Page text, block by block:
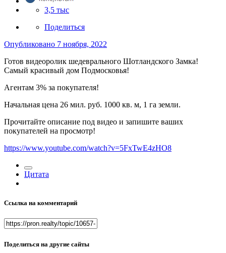
3,5 тыс
Поделиться
Опубликовано 7 ноября, 2022
Готов видеоролик шедеврального Шотландского Замка!
Самый красивый дом Подмосковья!
Агентам 3% за покупателя!
Начальная цена 26 мил. руб. 1000 кв. м, 1 га земли.
Прочитайте описание под видео и запишите ваших
покупателей на просмотр!
https://www.youtube.com/watch?v=5FxTwE4zHO8
Цитата
Ссылка на комментарий
Поделиться на другие сайты